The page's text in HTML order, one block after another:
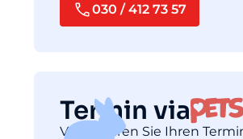
030 / 412 73 57
Termin via
Vereinbaren Sie Ihren